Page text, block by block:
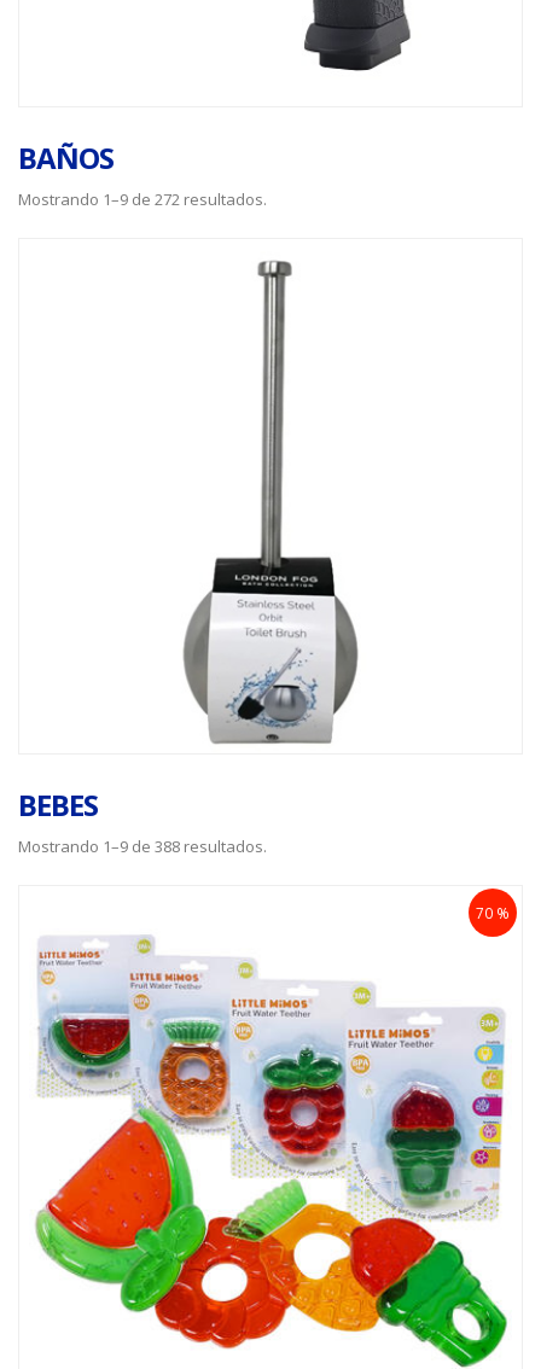
BAÑOS
Mostrando 1–9 de 272 resultados.
BEBES
Mostrando 1–9 de 388 resultados.
70 %